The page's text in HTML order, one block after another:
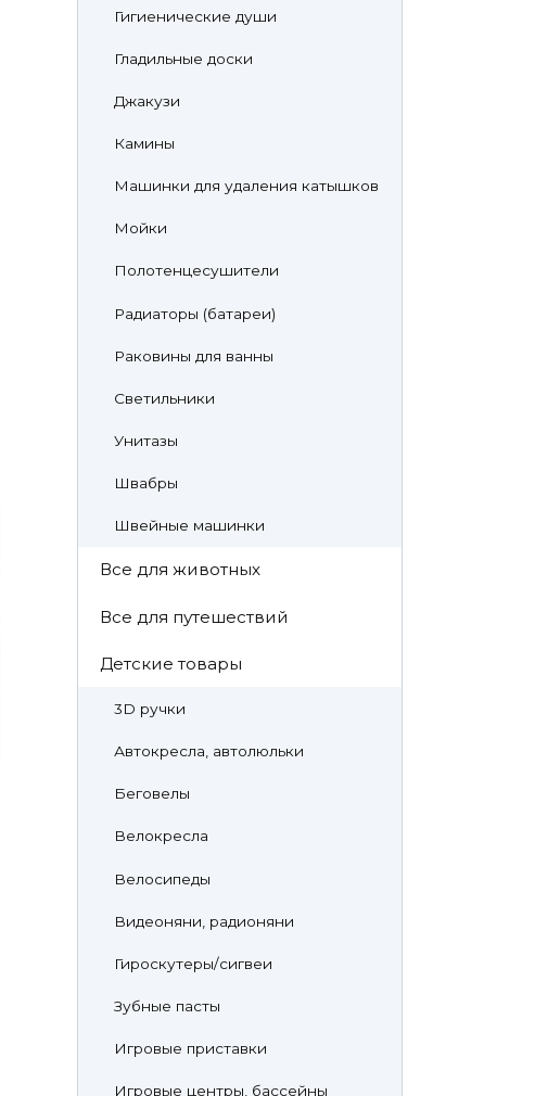
Гигиенические души
Гладильные доски
Джакузи
Камины
Машинки для удаления катышков
Мойки
Полотенцесушители
Радиаторы (батареи)
Раковины для ванны
Светильники
Унитазы
Швабры
Швейные машинки
Все для животных
Все для путешествий
Детские товары
3D ручки
Автокресла, автолюльки
Беговелы
Велокресла
Велосипеды
Видеоняни, радионяни
Гироскутеры/сигвеи
Зубные пасты
Игровые приставки
Игровые центры, бассейны